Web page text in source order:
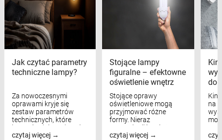
Jak czytać parametry
techniczne lampy?
Za nowoczesnymi
oprawami kryje się
zestaw parametrów
technicznych, które
bezpośrednio wpływają
na komfort widzenia,
czytaj więcej
Stojące lampy
figuralne – efektowne
oświetlenie wnętrz
Stojące oprawy
oświetleniowe mogą
przyjmować różne
formy. Nieraz
wspominaliśmy już
modele na łukowych
czytaj więcej
na